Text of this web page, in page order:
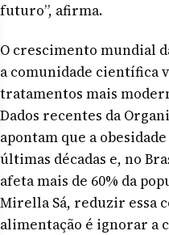
futuro”, afirma.
O crescimento mundial
a comunidade científica
tratamentos mais
Dados recentes da
apontam que a
últimas décadas e, no
afeta mais de 60% da
Mirella Sá, reduzir essa
alimentação é ignorar a